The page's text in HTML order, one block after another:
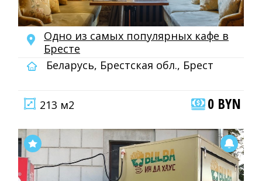
Одно из самых популярных кафе в
Бресте
Беларусь, Брестская обл., Брест
213 м2 0 BYN